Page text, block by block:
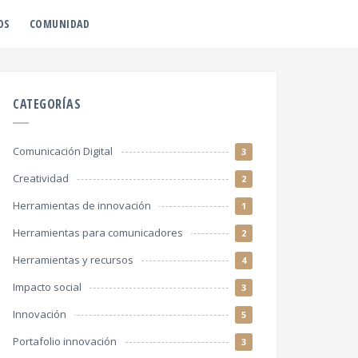
COMUNIDAD
CATEGORÍAS
Comunicación Digital 3
Creatividad 2
Herramientas de innovación 1
Herramientas para comunicadores 2
Herramientas y recursos 4
Impacto social 3
Innovación 5
Portafolio innovación 3